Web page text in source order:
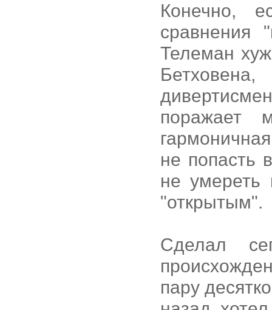
Конечно,
сравнения
Телеман
поражает
не попасть
не
"открытым".
Сделал
пару